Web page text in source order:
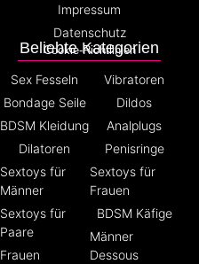
Beliebte Kategorien
Sex Fesseln
Bondage Seile
BDSM Kleidung
Dilatoren
Sextoys für
Männer
Sextoys für
Paare
Frauen
Vibratoren
Dildos
Analplugs
Penisringe
Sextoys für
Frauen
BDSM Käfige
Männer
Dessous
Impressum
Datenschutz
Cookie-Richtlinien